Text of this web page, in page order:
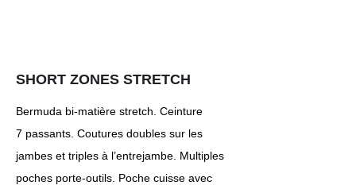
SHORT ZONES STRETCH
Bermuda bi-matière stretch. Ceinture
7 passants. Coutures doubles sur les
jambes et triples à l’entrejambe. Multiples
poches porte-outils. Poche cuisse avec